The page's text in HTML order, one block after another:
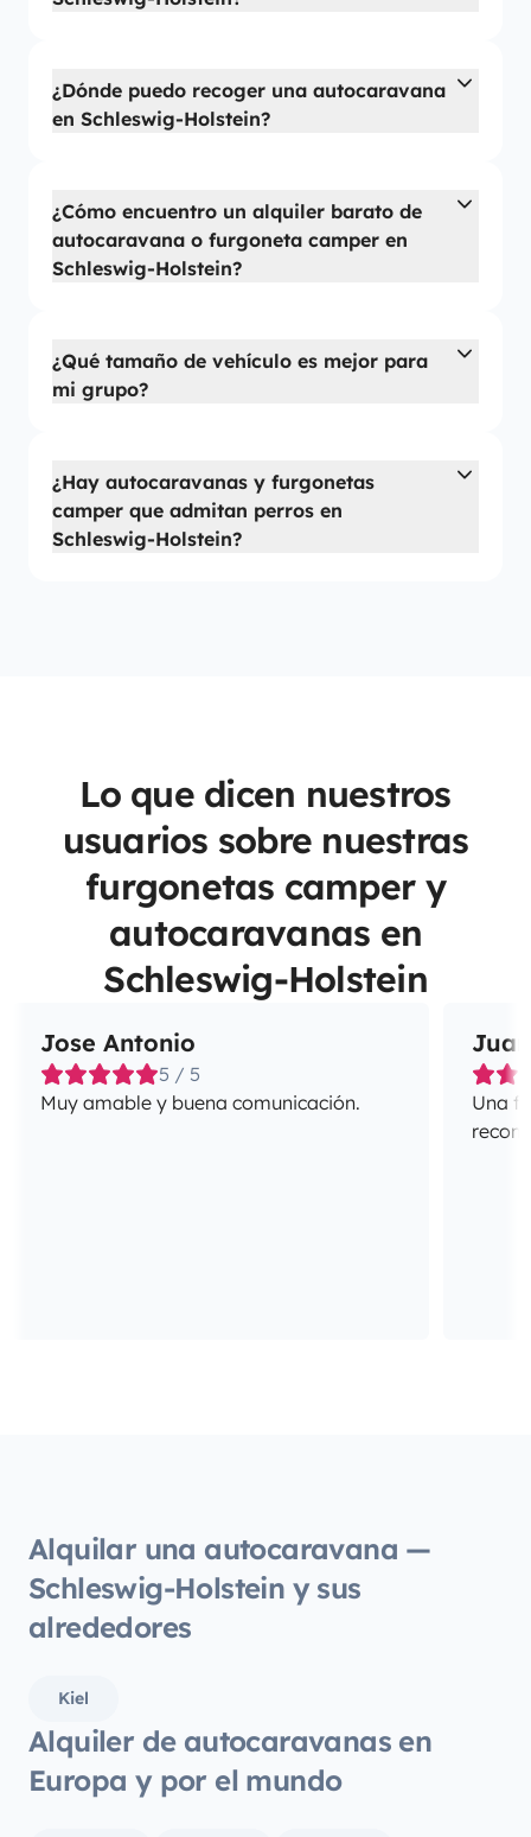
¿Dónde puedo recoger una autocaravana
en Schleswig-Holstein?
¿Cómo encuentro un alquiler barato de
autocaravana o furgoneta camper en
Schleswig-Holstein?
¿Qué tamaño de vehículo es mejor para
mi grupo?
¿Hay autocaravanas y furgonetas
camper que admitan perros en
Schleswig-Holstein?
Lo que dicen nuestros
usuarios sobre nuestras
furgonetas camper y
autocaravanas en
Schleswig-Holstein
Jose Antonio
5 / 5
Muy amable y buena comunicación.
Una
Alquilar una autocaravana —
Schleswig-Holstein y sus
alrededores
Kiel
Alquiler de autocaravanas en
Europa y por el mundo